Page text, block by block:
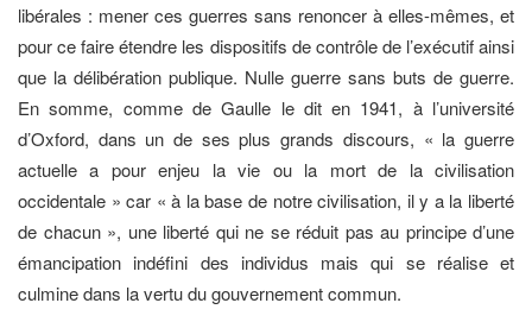
libérales : mener ces guerres sans renoncer à elles-mêmes, et
pour ce faire étendre les dispositifs de contrôle de l’exécutif ainsi
que la délibération publique. Nulle guerre sans buts de guerre.
En somme, comme de Gaulle le dit en 1941, à l’université
d’Oxford, dans un de ses plus grands discours, « la guerre
actuelle a pour enjeu la vie ou la mort de la civilisation
occidentale » car « à la base de notre civilisation, il y a la liberté
de chacun », une liberté qui ne se réduit pas au principe d’une
émancipation indéfini des individus mais qui se réalise et
culmine dans la vertu du gouvernement commun.